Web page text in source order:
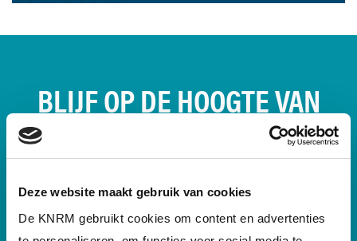
Deze website maakt gebruik van cookies
De KNRM gebruikt cookies om content en advertenties
BLIJF OP DE HOOGTE VAN
ONS REDDINGWERK &
SCHRIJF JE NU IN!
We houden je via e-mail en de KNRM-